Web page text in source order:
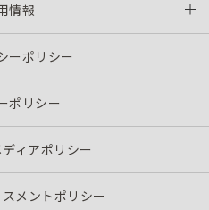
情報
ーポリシー
ポリシー
ィアポリシー
メントポリシー